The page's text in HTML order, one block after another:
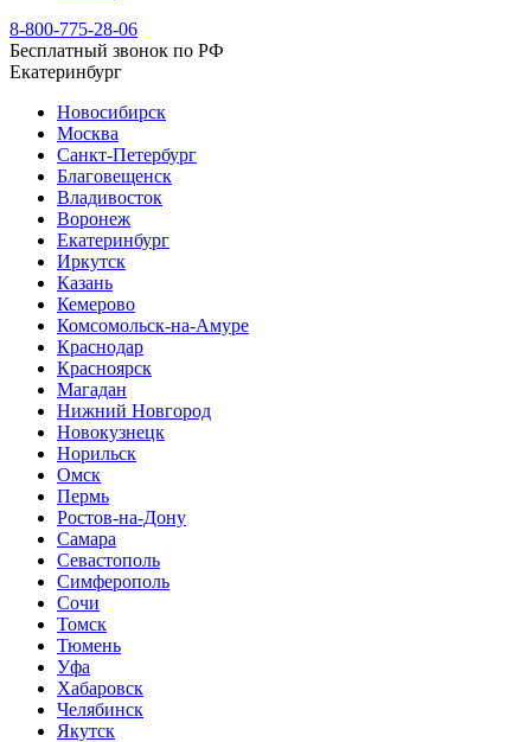
8-800-775-28-06
Бесплатный звонок по РФ
Екатеринбург
Новосибирск
Москва
Санкт-Петербург
Благовещенск
Владивосток
Воронеж
Екатеринбург
Иркутск
Казань
Кемерово
Комсомольск-на-Амуре
Краснодар
Красноярск
Магадан
Нижний Новгород
Новокузнецк
Норильск
Омск
Пермь
Ростов-на-Дону
Самара
Севастополь
Симферополь
Сочи
Томск
Тюмень
Уфа
Хабаровск
Челябинск
Якутск